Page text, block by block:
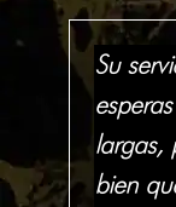
Su
largas,
bien